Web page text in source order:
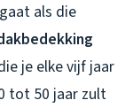
als die
je elke vijf jaar
tot 50 jaar zult